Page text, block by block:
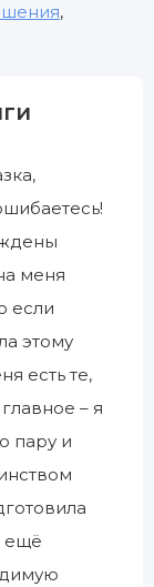
,
меня
если
этому
есть те,
– я
пару и
ещё